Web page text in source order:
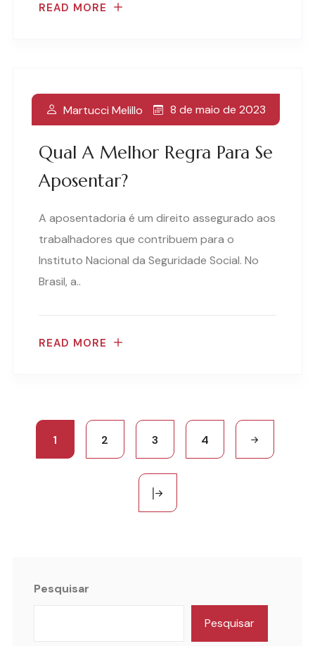
READ MORE
Qual A Melhor Regra Para Se
Aposentar?
Martucci Melillo 8 de maio de 2023
A aposentadoria é um direito assegurado aos
trabalhadores que contribuem para o
Instituto Nacional da Seguridade Social. No
Brasil, a..
READ MORE
1 2 3 4
Pesquisar
Pesquisar